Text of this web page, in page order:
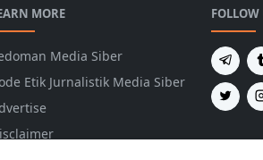
MORE
Media Siber
Etik Jurnalistik Media Siber
FOLLOW